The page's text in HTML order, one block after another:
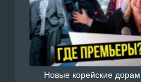
Новые корейские